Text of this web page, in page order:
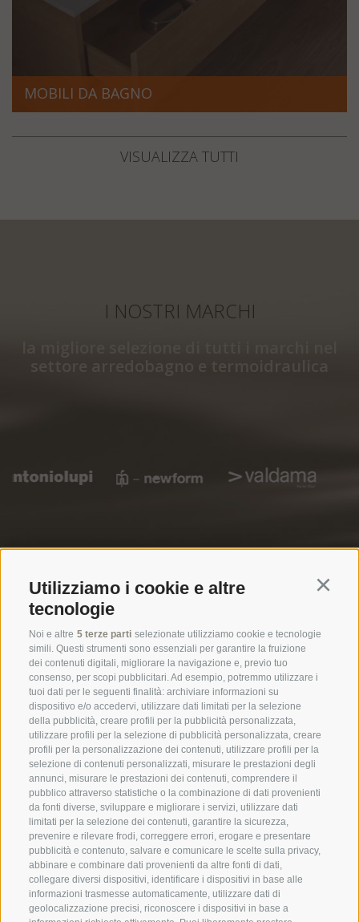
Utilizziamo i cookie e altre
tecnologie
Noi e altre 5 terze parti selezionate utilizziamo cookie e tecnologie
simili. Questi strumenti sono essenziali per garantire la fruizione
dei contenuti digitali, migliorare la navigazione e, previo tuo
consenso, per scopi pubblicitari. Ad esempio, potremmo utilizzare i
tuoi dati per le seguenti finalità: archiviare informazioni su
dispositivo e/o accedervi, utilizzare dati limitati per la selezione
della pubblicità, creare profili per la pubblicità personalizzata,
utilizzare profili per la selezione di pubblicità personalizzata, creare
profili per la personalizzazione dei contenuti, utilizzare profili per la
selezione di contenuti personalizzati, misurare le prestazioni degli
annunci, misurare le prestazioni dei contenuti, comprendere il
pubblico attraverso statistiche o la combinazione di dati provenienti
da fonti diverse, sviluppare e migliorare i servizi, utilizzare dati
limitati per la selezione dei contenuti, garantire la sicurezza,
prevenire e rilevare frodi, correggere errori, erogare e presentare
pubblicità e contenuto, salvare e comunicare le scelte sulla privacy,
abbinare e combinare dati provenienti da altre fonti di dati,
collegare diversi dispositivi, identificare i dispositivi in base alle
informazioni trasmesse automaticamente, utilizzare dati di
geolocalizzazione precisi, riconoscere i dispositivi in base a
MOBILI DA BAGNO
VISUALIZZA TUTTI
I NOSTRI MARCHI
Orari di apertura esposizione
Lu - Ve8.00 - 12.00 | 14.00 - 18.30
Sabato su appuntamento (tel 0471-971007)
Orari di apertura magazzino/ritiro merce
Lu - Ve7.30 - 12.00 |13.0 - 17.00
Termocenter SNC
Via Mayr Nusser 24
I - 39100 Bolzano
+39 0471 971007
info@termocenter.com
+39 0471 971007